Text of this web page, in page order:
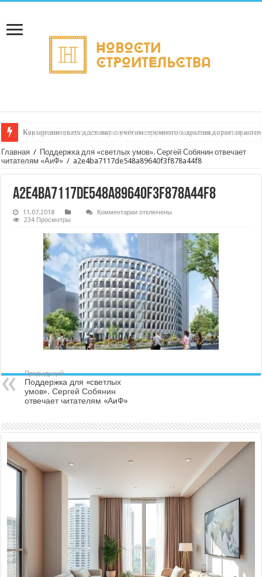
Как организовать доставку с учётом сезонного закрытия дорог:
Главная / Поддержка для «светлых умов». Сергей Собянин отвечает
читателям «АиФ» / a2e4ba7117de548a89640f3f878a44f8
a2e4ba7117de548a89640f3f878a44f8
11.07.2018 Комментариикотключены
234 Просмотры
Предыдущий
Поддержка для «светлых
умов». Сергей Собянин
отвечает читателям «АиФ»